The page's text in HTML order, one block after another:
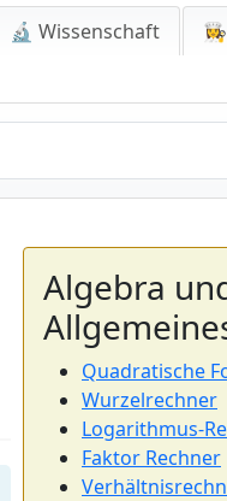
🔬 Wissenschaft
Algebra
Quadratische
Wurzelrechner
Logarithmus-
Faktor Rechner